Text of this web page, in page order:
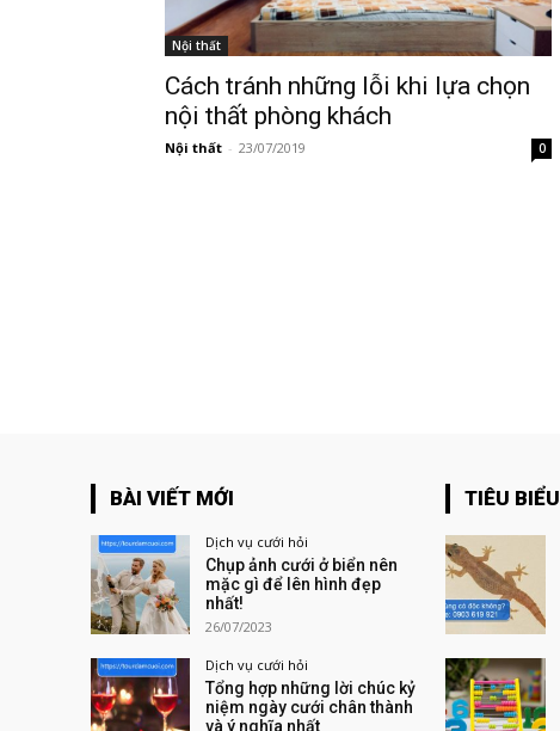
Nội thất
Cách tránh những lỗi khi lựa chọn
nội thất phòng khách
Nội thất - 23/07/2019 0
BÀI VIẾT MỚI
Dịch vụ cưới hỏi
Chụp ảnh cưới ở biển nên
mặc gì để lên hình đẹp
nhất!
26/07/2023
Dịch vụ cưới hỏi
Tổng hợp những lời chúc kỷ
niệm ngày cưới chân thành
và ý nghĩa nhất
TIÊU BIỂU